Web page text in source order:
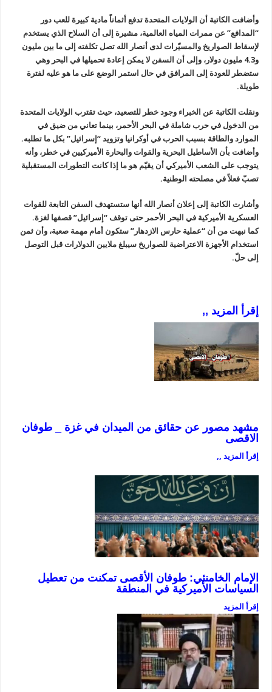
وأضافت الكاتبة أن الولايات المتحدة تدفع أثماناً مادية كبيرة للعب دور
“المدافع” عن ممرات المياه العالمية، مشيرة إلى أن السلاح الذي يستخدم
لإسقاط الصواريخ والمسيّرات لدى أنصار الله تصل تكلفته إلى ما بين مليون
و4.3 مليون دولار، وإلى أن السفن لا يمكن إعادة تحميلها في البحر وهي
ستضطر للعودة إلى المرافق في حال استمر الوضع على ما هو عليه لفترة
طويلة.
ونقلت الكاتبة عن الخبراء وجود خطر للتصعيد، حيث تقترب الولايات المتحدة
من الدخول في حرب شاملة في البحر الأحمر، بينما تعاني من ضيق في
الموارد والطاقة بسبب الحرب في أوكرانيا وتزويد “إسرائيل” بكل ما تطلبه.
وأضافت بأن الأساطيل البحرية والقوات والبحارة الأميركيين في خطر، وأنه
يتوجب على الشعب الأميركي أن يقيّم هو ما إذا كانت التطورات المستقبلية
تصبّ فعلاً في مصلحته الوطنية.
وأشارت الكاتبة إلى إعلان أنصار الله أنها ستستهدف السفن التابعة للقوات
العسكرية الأميركية في البحر الأحمر حتى توقف “إسرائيل” قصفها لغزة.
كما نبهت من أن “عملية حارس الازدهار” ستكون أمام مهمة صعبة، وأن ثمن
استخدام الأجهزة الاعتراضية للصواريخ سيبلغ ملايين الدولارات قبل التوصل
إلى حلّ.
إقرأ المزيد ,,
مشهد مصور عن حقائق من الميدان في غزة _ طوفان
الاقصى
إقرأ المزيد ,,
الإمام الخامنئي: طوفان الأقصى تمكنت من تعطيل
السياسات الأميركية في المنطقة
إقرأ المزيد